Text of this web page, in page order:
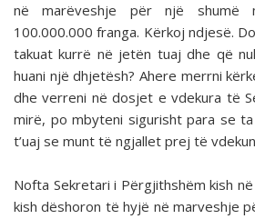
në marëveshje për një shumë
100.000.000 franga. Kërkoj ndjesë.
takuat kurrë në jetën tuaj dhe që
huani një dhjetësh? Ahere merrni
dhe verreni në dosjet e vdekura të
mirë, po mbyteni sigurisht para se
t’uaj se munt të ngjallet prej të
Nofta Sekretari i Përgjithshëm kish
kish dëshoron të hyjë në marveshje